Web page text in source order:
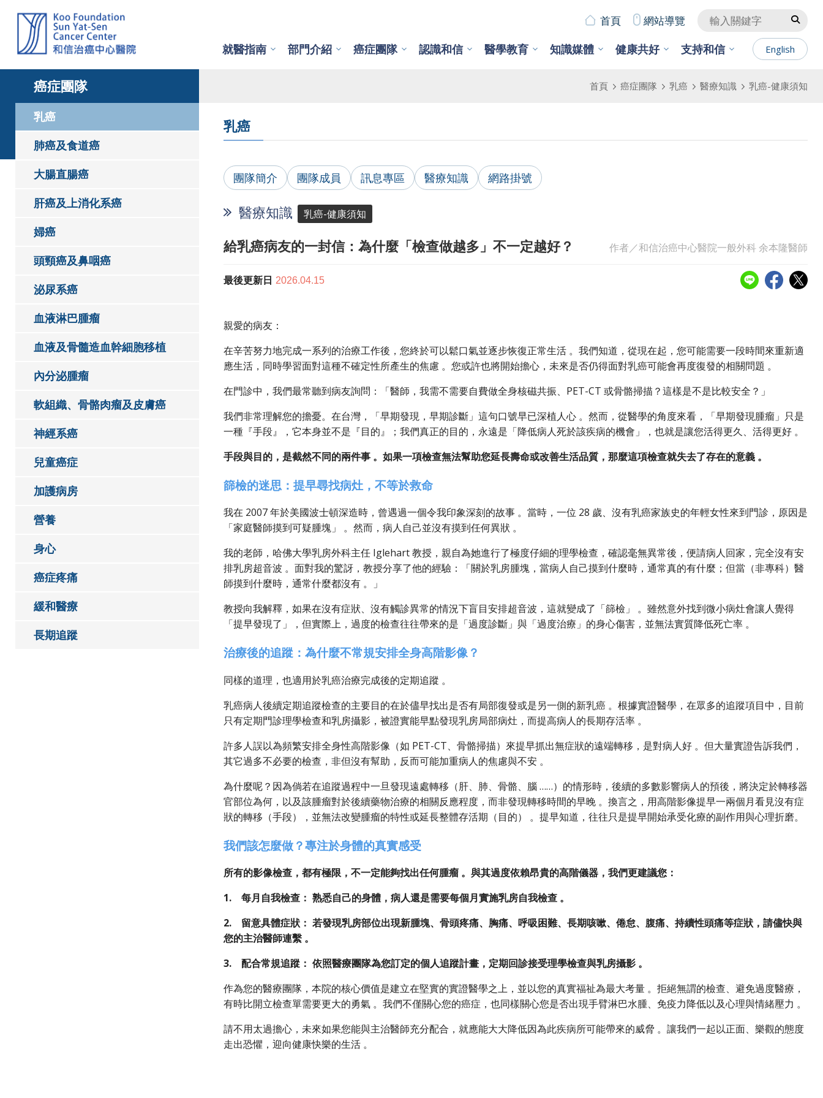
首頁 網站導覽
就醫指南 部門介紹 癌症團隊 認識和信 醫學教育 知識媒體 健康共好 支持和信 English
癌症團隊 首頁 癌症團隊 乳癌 醫療知識 乳癌-健康須知
乳癌
肺癌及食道癌
大腸直腸癌
肝癌及上消化系癌
婦癌
頭頸癌及鼻咽癌
泌尿系癌
血液淋巴腫瘤
血液及骨髓造血幹細胞移植
內分泌腫瘤
軟組織、骨骼肉瘤及皮膚癌
神經系癌
兒童癌症
加護病房
營養
身心
癌症疼痛
緩和醫療
長期追蹤
乳癌
團隊簡介 團隊成員 訊息專區 醫療知識 網路掛號
醫療知識 乳癌-健康須知
給乳癌病友的一封信：為什麼「檢查做越多」不一定越好？ 作者／和信治癌中心醫院一般外科 余本隆醫師
最後更新日 2026.04.15
親愛的病友：
在辛苦努力地完成一系列的治療工作後，您終於可以鬆口氣並逐步恢復正常生活 。我們知道，從現在起，您可能需要一段時間來重新適
應生活，同時學習面對這種不確定性所產生的焦慮 。您或許也將開始擔心，未來是否仍得面對乳癌可能會再度復發的相關問題 。
在門診中，我們最常聽到病友詢問：「醫師，我需不需要自費做全身核磁共振、PET-CT 或骨骼掃描？這樣是不是比較安全？」
我們非常理解您的擔憂。在台灣，「早期發現，早期診斷」這句口號早已深植人心 。然而，從醫學的角度來看，「早期發現腫瘤」只是
一種『手段』，它本身並不是『目的』；我們真正的目的，永遠是「降低病人死於該疾病的機會」，也就是讓您活得更久、活得更好 。
手段與目的，是截然不同的兩件事 。如果一項檢查無法幫助您延長壽命或改善生活品質，那麼這項檢查就失去了存在的意義 。
篩檢的迷思：提早尋找病灶，不等於救命
我在 2007 年於美國波士頓深造時，曾遇過一個令我印象深刻的故事 。當時，一位 28 歲、沒有乳癌家族史的年輕女性來到門診，原因是
「家庭醫師摸到可疑腫塊」 。然而，病人自己並沒有摸到任何異狀 。
我的老師，哈佛大學乳房外科主任 Iglehart 教授，親自為她進行了極度仔細的理學檢查，確認毫無異常後，便請病人回家，完全沒有安
排乳房超音波 。面對我的驚訝，教授分享了他的經驗：「關於乳房腫塊，當病人自己摸到什麼時，通常真的有什麼；但當（非專科）醫
師摸到什麼時，通常什麼都沒有 。」
教授向我解釋，如果在沒有症狀、沒有觸診異常的情況下盲目安排超音波，這就變成了「篩檢」 。雖然意外找到微小病灶會讓人覺得
「提早發現了」，但實際上，過度的檢查往往帶來的是「過度診斷」與「過度治療」的身心傷害，並無法實質降低死亡率 。
治療後的追蹤：為什麼不常規安排全身高階影像？
同樣的道理，也適用於乳癌治療完成後的定期追蹤 。
乳癌病人後續定期追蹤檢查的主要目的在於儘早找出是否有局部復發或是另一側的新乳癌 。根據實證醫學，在眾多的追蹤項目中，目前
只有定期門診理學檢查和乳房攝影，被證實能早點發現乳房局部病灶，而提高病人的長期存活率 。
許多人誤以為頻繁安排全身性高階影像（如 PET-CT、骨骼掃描）來提早抓出無症狀的遠端轉移，是對病人好 。但大量實證告訴我們，
其它過多不必要的檢查，非但沒有幫助，反而可能加重病人的焦慮與不安 。
為什麼呢？因為倘若在追蹤過程中一旦發現遠處轉移（肝、肺、骨骼、腦 ……）的情形時，後續的多數影響病人的預後，將決定於轉移器
官部位為何，以及該腫瘤對於後續藥物治療的相關反應程度，而非發現轉移時間的早晚 。換言之，用高階影像提早一兩個月看見沒有症
狀的轉移（手段），並無法改變腫瘤的特性或延長整體存活期（目的） 。提早知道，往往只是提早開始承受化療的副作用與心理折磨。
我們該怎麼做？專注於身體的真實感受
所有的影像檢查，都有極限，不一定能夠找出任何腫瘤 。與其過度依賴昂貴的高階儀器，我們更建議您：
1. 每月自我檢查： 熟悉自己的身體，病人還是需要每個月實施乳房自我檢查 。
2. 留意具體症狀： 若發現乳房部位出現新腫塊、骨頭疼痛、胸痛、呼吸困難、長期咳嗽、倦怠、腹痛、持續性頭痛等症狀，請儘快與
您的主治醫師連繫 。
3. 配合常規追蹤： 依照醫療團隊為您訂定的個人追蹤計畫，定期回診接受理學檢查與乳房攝影 。
作為您的醫療團隊，本院的核心價值是建立在堅實的實證醫學之上，並以您的真實福祉為最大考量 。拒絕無謂的檢查、避免過度醫療，
有時比開立檢查單需要更大的勇氣 。我們不僅關心您的癌症，也同樣關心您是否出現手臂淋巴水腫、免疫力降低以及心理與情緒壓力 。
請不用太過擔心，未來如果您能與主治醫師充分配合，就應能大大降低因為此疾病所可能帶來的威脅 。讓我們一起以正面、樂觀的態度
走出恐懼，迎向健康快樂的生活 。